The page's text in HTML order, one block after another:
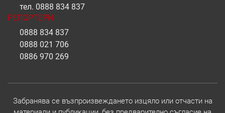
тел. 0888 834 837
РЕПОРТЕРИ
0888 834 837
0888 021 706
0886 970 269
Забранява се възпроизвеждането изцяло или отчасти на